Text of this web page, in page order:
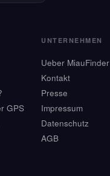
GPS
UNTERNEHMEN
Ueber MiauFinder
Kontakt
Presse
Impressum
Datenschutz
AGB